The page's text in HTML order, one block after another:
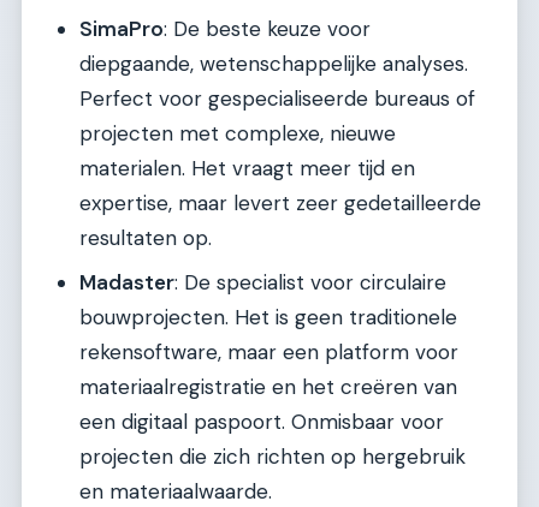
SimaPro: De beste keuze voor
diepgaande, wetenschappelijke analyses.
Perfect voor gespecialiseerde bureaus of
projecten met complexe, nieuwe
materialen. Het vraagt meer tijd en
expertise, maar levert zeer gedetailleerde
resultaten op.
Madaster: De specialist voor circulaire
bouwprojecten. Het is geen traditionele
rekensoftware, maar een platform voor
materiaalregistratie en het creëren van
een digitaal paspoort. Onmisbaar voor
projecten die zich richten op hergebruik
en materiaalwaarde.